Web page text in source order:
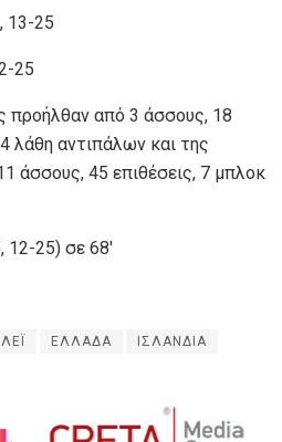
13-25
25
προήλθαν από 3 άσσους, 18
λάθη αντιπάλων και της
άσσους, 45 επιθέσεις, 7 μπλοκ
12-25) σε 68′
ΕΛΛΑΔΑ ΙΣΛΑΝΔΙΑ